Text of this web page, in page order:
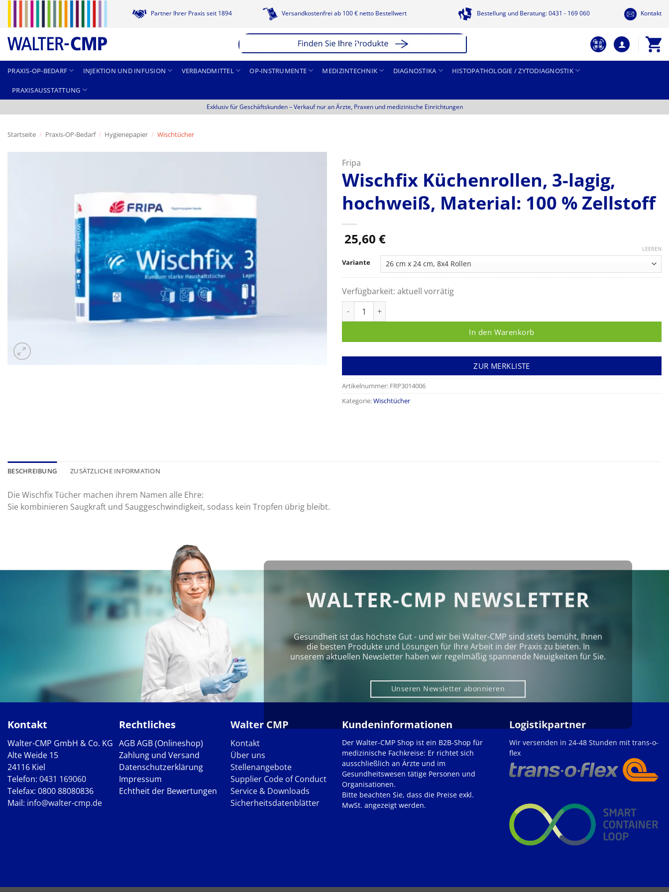
springen
Partner Ihrer Praxis seit 1894 Versandkostenfrei ab 100 € netto Bestellwert Bestellung und Beratung: 0431 - 169 060 Kontakt
PRAXIS-OP-BEDARF INJEKTION UND INFUSION VERBANDMITTEL OP-INSTRUMENTE MEDIZINTECHNIK DIAGNOSTIKA HISTOPATHOLOGIE / ZYTODIAGNOSTIK
PRAXISAUSSTATTUNG
Exklusiv für Geschäftskunden –Verkauf nur an Ärzte, Praxen und medizinische Einrichtungen
Startseite / Praxis-OP-Bedarf / Hygienepapier / Wischtücher
Fripa
Wischfix Küchenrollen, 3-lagig,
hochweiß, Material: 100 % Zellstoff
25,60 €
Variante
LEEREN
Verfügbarkeit: aktuell vorrätig
In den Warenkorb
ZUR MERKLISTE
Artikelnummer: FRP3014006
Kategorie:Wischtücher
BESCHREIBUNG ZUSÄTZLICHE INFORMATION
Die Wischfix Tücher machen ihrem Namen alle Ehre:
Sie kombinieren Saugkraft und Sauggeschwindigkeit, sodass kein Tropfen übrig bleibt.
WALTER-CMP NEWSLETTER
Gesundheit ist das höchste Gut - und wir bei Walter‑CMP sind stets bemüht, Ihnen
die besten Produkte und Lösungen für Ihre Arbeit in der Praxis zu bieten. In
unserem aktuellen Newsletter haben wir regelmäßig spannende Neuigkeiten für Sie.
Unseren Newsletter abonnieren
Kontakt
Walter-CMP GmbH & Co. KG
Alte Weide 15
24116 Kiel
Telefon: 0431 169060
Telefax: 0800 88080836
Mail: info@walter-cmp.de
Rechtliches
AGBAGB (Onlineshop)
Zahlung und Versand
Datenschutzerklärung
Impressum
Echtheit der Bewertungen
Walter CMP
Kontakt
Über uns
Stellenangebote
Supplier Code of Conduct
Service & Downloads
Sicherheitsdatenblätter
Kundeninformationen
Der Walter-CMP Shop ist ein B2B-Shop für
medizinische Fachkreise: Er richtet sich
ausschließlich an Ärzte und im
Gesundheitswesen tätige Personen und
Organisationen.
Bitte beachten Sie, dass die Preise exkl.
MwSt. angezeigt werden.
Logistikpartner
Wir versenden in 24-48 Stunden mit trans-o-
flex